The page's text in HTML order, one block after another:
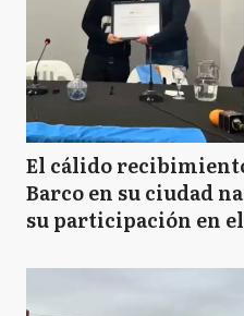
El cálido
Barco en su ciudad
su participación en